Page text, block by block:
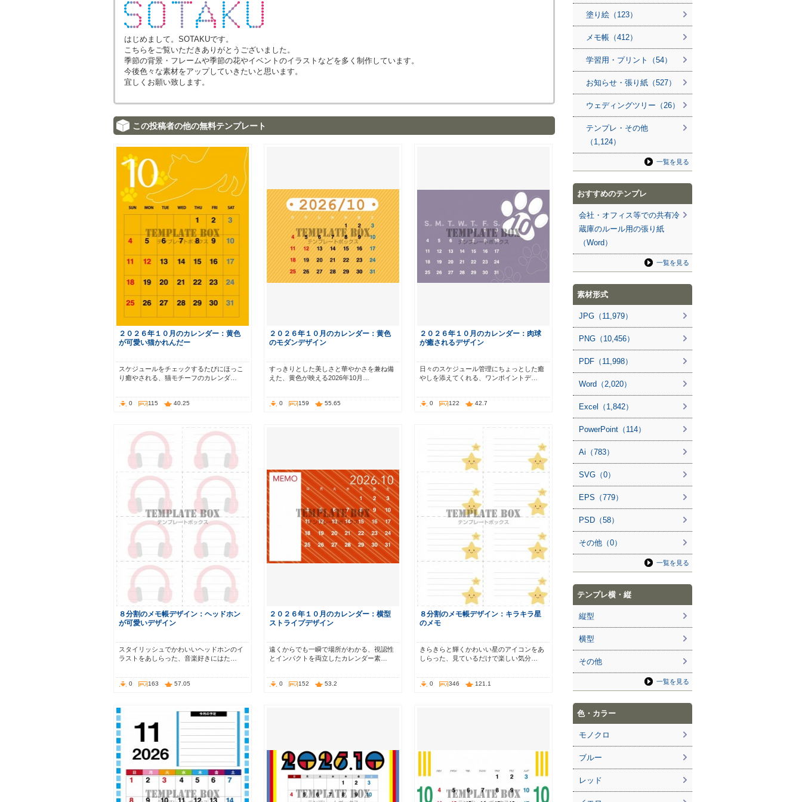
はじめまして。SOTAKUです。
こちらをご覧いただきありがとうございました。
季節の背景・フレームや季節の花やイベントのイラストなどを多く制作しています。
今後色々な素材をアップしていきたいと思います。
宜しくお願い致します。
この投稿者の他の無料テンプレート
２０２６年１０月のカレンダー：黄色
が可愛い猫かれんだー
スケジュールをチェックするたびにほっこ
り癒やされる、猫モチーフのカレンダ…
0 115 40.25
２０２６年１０月のカレンダー：黄色
のモダンデザイン
すっきりとした美しさと華やかさを兼ね備
えた、黄色が映える2026年10月…
0 159 55.65
２０２６年１０月のカレンダー：肉球
が癒されるデザイン
日々のスケジュール管理にちょっとした癒
やしを添えてくれる、ワンポイントデ…
0 122 42.7
８分割のメモ帳デザイン：ヘッドホン
が可愛いデザイン
スタイリッシュでかわいいヘッドホンのイ
ラストをあしらった、音楽好きにはた…
0 163 57.05
２０２６年１０月のカレンダー：横型
ストライプデザイン
遠くからでも一瞬で場所がわかる、視認性
とインパクトを両立したカレンダー素…
0 152 53.2
８分割のメモ帳デザイン：キラキラ星
のメモ
きらきらと輝くかわいい星のアイコンをあ
しらった、見ているだけで楽しい気分…
0 346 121.1
塗り絵（123）
メモ帳（412）
学習用・プリント（54）
お知らせ・張り紙（527）
ウェディングツリー（26）
テンプレ・その他
（1,124）
一覧を見る
おすすめのテンプレ
会社・オフィス等での共有冷
蔵庫のルール用の張り紙
（Word）
一覧を見る
素材形式
JPG（11,979）
PNG（10,456）
PDF（11,998）
Word（2,020）
Excel（1,842）
PowerPoint（114）
Ai（783）
SVG（0）
EPS（779）
PSD（58）
その他（0）
一覧を見る
テンプレ横・縦
縦型
横型
その他
一覧を見る
色・カラー
モノクロ
ブルー
レッド